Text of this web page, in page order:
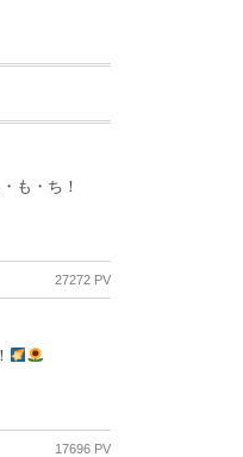
も・ち！
27272 PV
17696 PV